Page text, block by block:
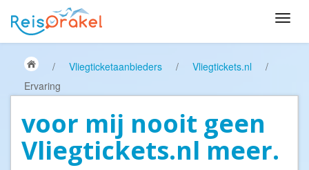
/ Vliegticketaanbieders / Vliegtickets.nl
/
Ervaring
voor mij nooit geen
Vliegtickets.nl meer.